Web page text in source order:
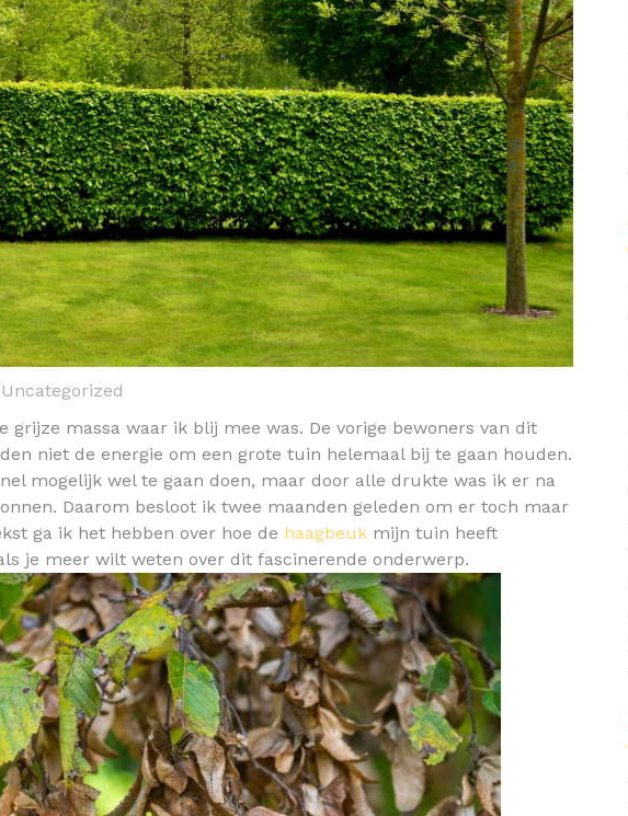
Uncategorized
grijze massa waar ik blij mee was. De vorige bewoners van dit
niet de energie om een grote tuin helemaal bij te gaan houden.
mogelijk wel te gaan doen, maar door alle drukte was ik er na
Daarom besloot ik twee maanden geleden om er toch maar
ga ik het hebben over hoe de haagbeuk mijn tuin heeft
je meer wilt weten over dit fascinerende onderwerp.